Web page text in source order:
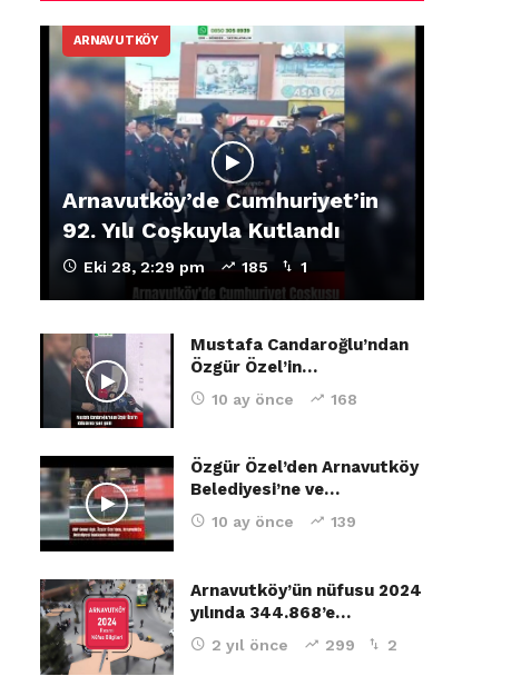
ARNAVUTKÖY
Arnavutköy’de Cumhuriyet’in
92. Yılı Coşkuyla Kutlandı
Eki 28, 2:29 pm 185 1
Mustafa Candaroğlu’ndan
Özgür Özel’in…
10 ay önce 168
Özgür Özel’den Arnavutköy
Belediyesi’ne ve…
10 ay önce 139
Arnavutköy’ün nüfusu 2024
yılında 344.868’e…
2 yıl önce 299 2